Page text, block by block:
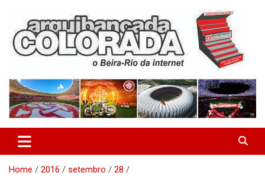
content
Arquibancada Colorada
Home 2016 setembro
28